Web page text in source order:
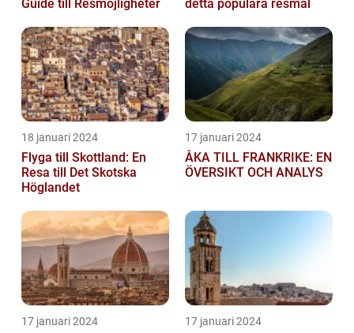
Guide till Resmöjligheter detta populära resmål
18 januari 2024
Flyga till Skottland: En
Resa till Det Skotska
Höglandet
17 januari 2024
ÅKA TILL FRANKRIKE: EN
ÖVERSIKT OCH ANALYS
17 januari 2024 17 januari 2024